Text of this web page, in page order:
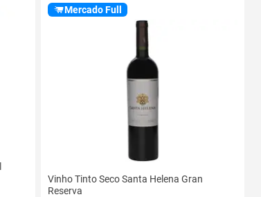
Mercado Full
Vinho Tinto Seco Santa Helena Gran
Reserva